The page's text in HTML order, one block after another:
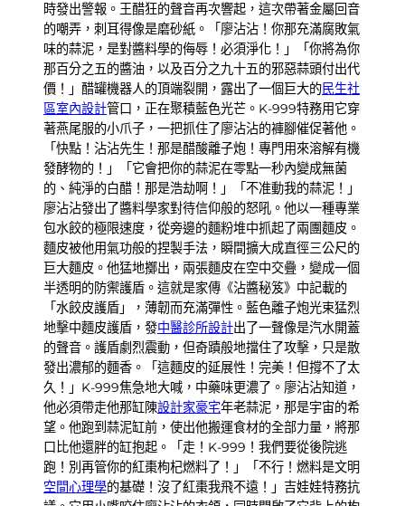
時發出警報。王醋狂的聲音再次響起，這次帶著金屬回音
的嘲弄，刺耳得像是磨砂紙。「廖沾沾！你那充滿腐敗氣
味的蒜泥，是對醬料學的侮辱！必須淨化！」「你將為你
那百分之五的醬油，以及百分之九十五的邪惡蒜頭付出代
價！」醋罐機器人的頂端裂開，露出了一個巨大的民生社
區室內設計管口，正在聚積藍色光芒。K-999特務用它穿
著燕尾服的小爪子，一把抓住了廖沾沾的褲腳催促著他。
「快點！沾沾先生！那是醋酸離子炮！專門用來溶解有機
發酵物的！」「它會把你的蒜泥在零點一秒內變成無菌
的、純淨的白醋！那是浩劫啊！」「不准動我的蒜泥！」
廖沾沾發出了醬料學家對待信仰般的怒吼。他以一種專業
包水餃的極限速度，從旁邊的麵粉堆中抓起了兩團麵皮。
麵皮被他用氣功般的捏製手法，瞬間擴大成直徑三公尺的
巨大麵皮。他猛地擲出，兩張麵皮在空中交疊，變成一個
半透明的防禦護盾。這就是家傳《沾醬秘笈》中記載的
「水餃皮護盾」，薄韌而充滿彈性。藍色離子炮光束猛烈
地擊中麵皮護盾，發中醫診所設計出了一聲像是汽水開蓋
的聲音。護盾劇烈震動，但奇蹟般地擋住了攻擊，只是散
發出濃郁的麵香。「這麵皮的延展性！完美！但撐不了太
久！」K-999焦急地大喊，中藥味更濃了。廖沾沾知道，
他必須帶走他那缸陳設計家豪宅年老蒜泥，那是宇宙的希
望。他跑到蒜泥缸前，使出他搬運食材的全部力量，將那
口比他還胖的缸抱起。「走！K-999！我們要從後院逃
跑！別再管你的紅棗枸杞燃料了！」「不行！燃料是文明
空間心理學的基礎！沒了紅棗我飛不遠！」吉娃娃特務抗